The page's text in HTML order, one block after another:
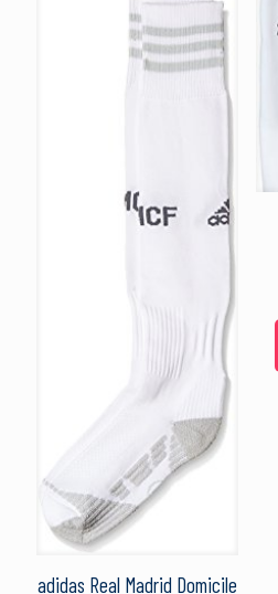
adidas Real Madrid Domicile